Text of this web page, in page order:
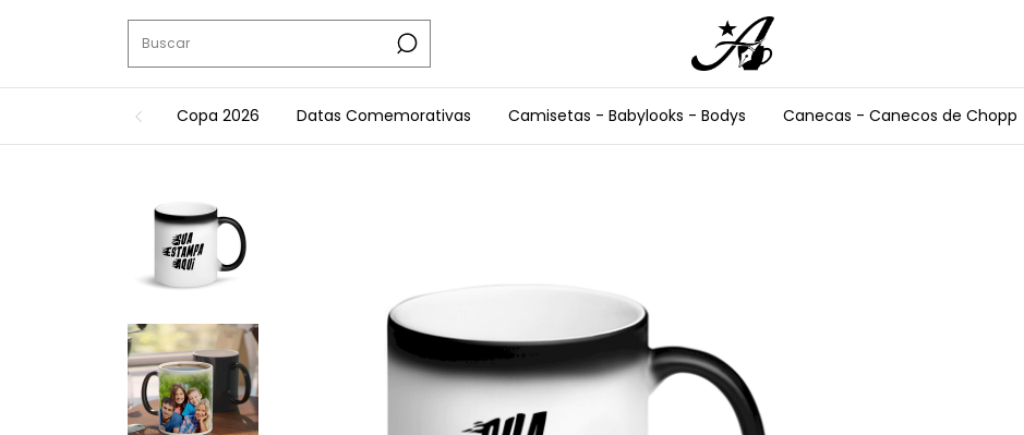
Copa 2026 Datas Comemorativas Camisetas - Babylooks - Bodys Canecas - Canecos de Chopp